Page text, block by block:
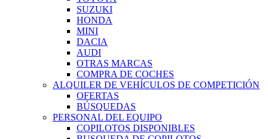
SUZUKI
HONDA
MINI
DACIA
AUDI
OTRAS MARCAS
COMPRA DE COCHES
ALQUILER DE VEHÍCULOS DE COMPETICIÓN
OFERTAS
BÚSQUEDAS
PERSONAL DEL EQUIPO
COPILOTOS DISPONIBLES